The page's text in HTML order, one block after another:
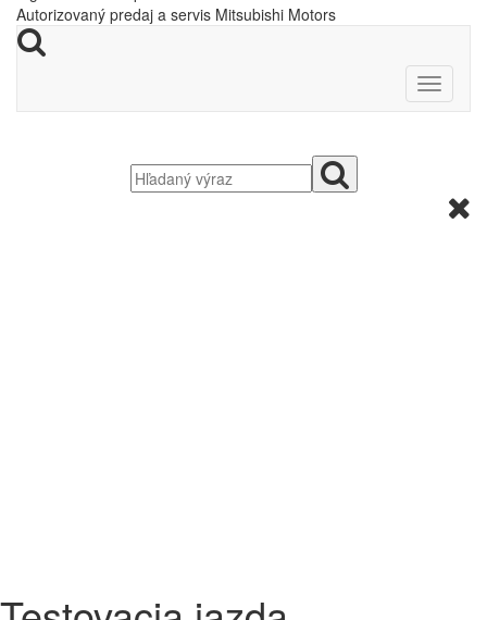
Autorizovaný predaj a servis Mitsubishi Motors